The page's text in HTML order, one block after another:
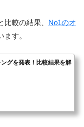
較の結果、 No1のオ
ます。
グを発表！比較結果を解